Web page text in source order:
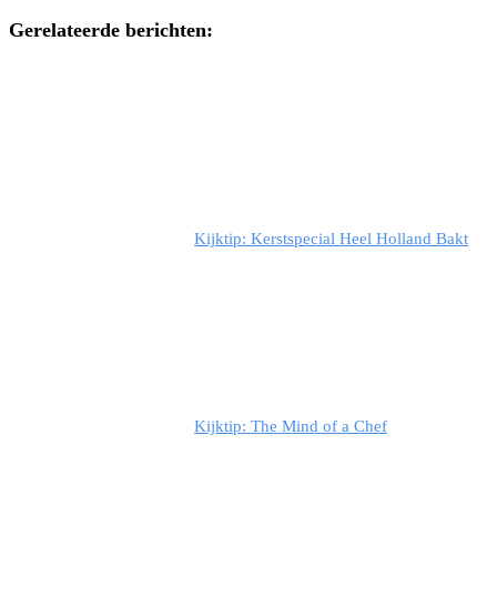
Gerelateerde berichten:
Kijktip: Kerstspecial Heel Holland Bakt
Kijktip: The Mind of a Chef